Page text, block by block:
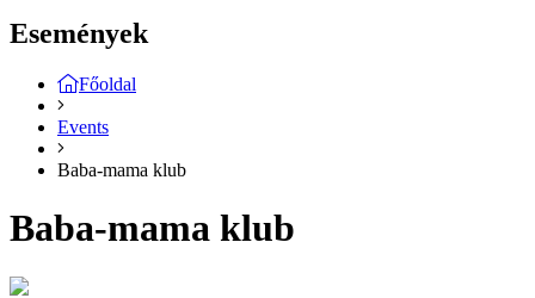
Események
Főoldal
Events
Baba-mama klub
Baba-mama klub